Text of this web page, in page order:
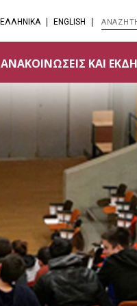
EΛΛΗΝΙΚΑ ENGLISH
ΑΝΑΚΟΙΝΩΣΕΙΣ ΚΑΙ